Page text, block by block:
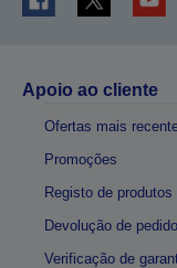
Apoio ao cliente
Ofertas mais
Promoções
Registo de produtos
Devolução de pedido
Verificação de